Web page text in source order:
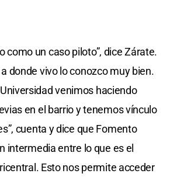
como un caso piloto”, dice Zárate.
donde vivo lo conozco muy bien.
venimos haciendo
en el barrio y tenemos vínculo
cuenta y dice que Fomento
intermedia entre lo que es el
Esto nos permite acceder